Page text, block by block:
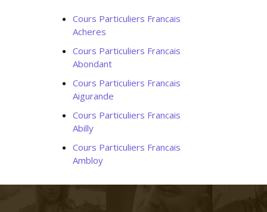
Cours Particuliers Francais
Acheres
Cours Particuliers Francais
Abondant
Cours Particuliers Francais
Aigurande
Cours Particuliers Francais
Abilly
Cours Particuliers Francais
Ambloy